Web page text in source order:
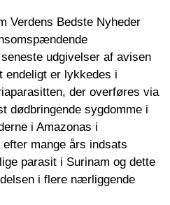
Verdens Bedste Nyheder
udgivelser af avisen
er lykkedes i
der overføres via
dødbringende sygdomme i
i Amazonas i
mange års indsats
parasit i Surinam og dette
i flere nærliggende